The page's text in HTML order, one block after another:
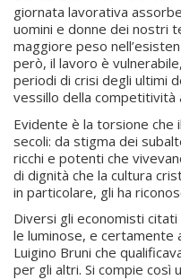
giornata lavorativa
uomini e donne dei nostri
maggiore peso
però, il lavoro è
periodi di crisi degli ultimi
vessillo della competitività
Evidente è la torsione che
secoli: da stigma dei
ricchi e potenti che
di dignità che la cultura
in particolare, gli ha
Diversi gli economisti
le luminose, e certamente
Luigino Bruni che
per gli altri. Si compie così